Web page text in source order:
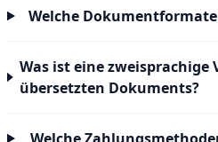
Welche
Was ist eine zweisprachige
übersetzten Dokuments?